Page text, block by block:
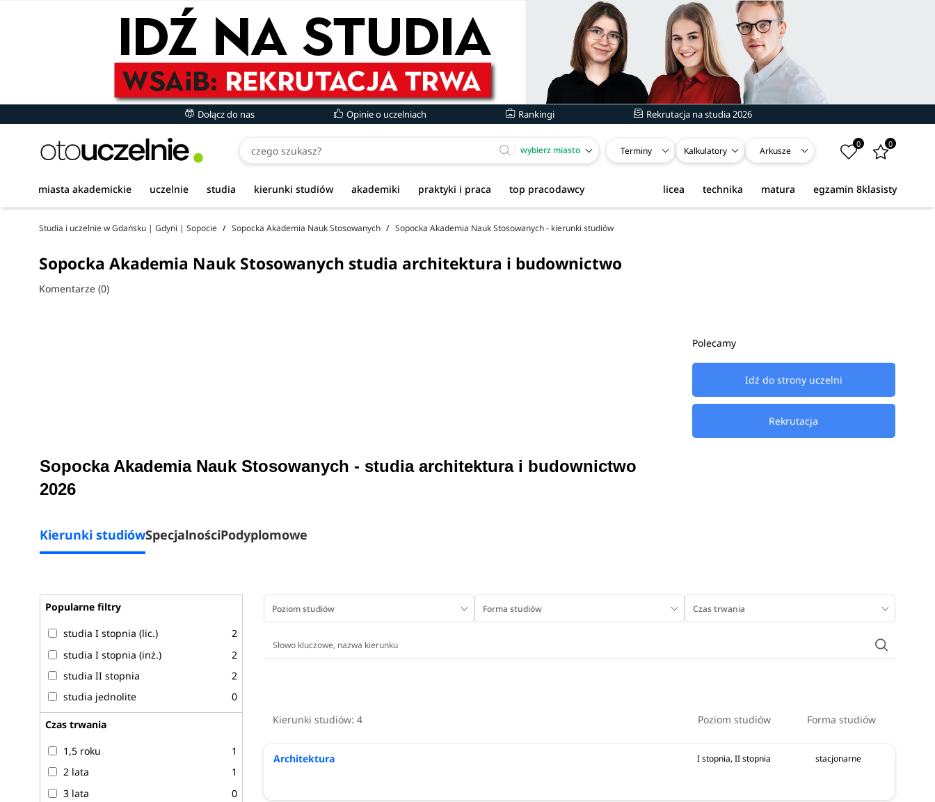
Dołącz do nas Opinie o uczelniach Rankingi Rekrutacja na studia 2026
wybierz miasto Terminy Kalkulatory Arkusze
0 0
miasta akademickie uczelnie studia kierunki studiów akademiki praktyki i praca top pracodawcy egzamin 8klasisty
matura
technika
licea
Studia i uczelnie w Gdańsku | Gdyni | Sopocie Sopocka Akademia Nauk Stosowanych Sopocka Akademia Nauk Stosowanych - kierunki studiów
Sopocka Akademia Nauk Stosowanych studia architektura i budownictwo
Komentarze (0)
Polecamy
Idź do strony uczelni
Rekrutacja
Sopocka Akademia Nauk Stosowanych - studia architektura i budownictwo
2026
Kierunki studiówSpecjalnościPodyplomowe
Popularne filtry
studia I stopnia (lic.)
2
studia I stopnia (inż.)
2
studia II stopnia
2
studia jednolite
0
Czas trwania
1,5 roku
1
2 lata
1
3 lata
0
Poziom studiów Forma studiów Czas trwania
Kierunki studiów:4 Poziom studiów Forma studiów
Architektura I stopnia, II stopnia stacjonarne